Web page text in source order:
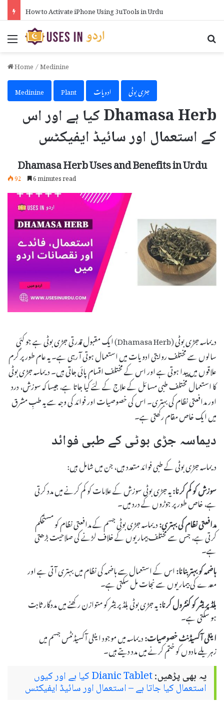
How to Activate iPhone Using 3uTools in Urdu
Menu
Home/Medinine
Medinine
Plant ادویات جڑی بوٹی
Dhamasa Herb کیا ہے اور اس
کے استعمال اور سائیڈ ایفیکٹس
Dhamasa Herb Uses and Benefits in Urdu
92 6 minutes read
دیماسہ جڑی بوٹی (Dhamasa Herb) ایک مقبول قدرتی جڑی بوٹی ہے جو کئی
سالوں سے مختلف روایتی ادویات میں استعمال ہوتی آ رہی ہے۔ یہ عام طور پر گرم
علاقوں میں پیدا ہوتی ہے اور اس کے مختلف اقسام پائی جاتی ہیں۔ دیماسہ جڑی بوٹی
کا استعمال مختلف طبی مسائل کے علاج کے لئے کیا جاتا ہے، جیسا کہ سوزش، درد
اور مدافعتی نظام کی بہتری۔ اس کی خصوصیات اور فوائد کی وجہ سے یہ طبِ مشرق
میں ایک خاص مقام رکھتی ہے۔
دیماسہ جڑی بوٹی کے طبی فوائد
دیماسہ جڑی بوٹی کے طبی فوائد متعدد ہیں، جن میں شامل ہیں:
سوزش کو کم کرنا:یہ جڑی بوٹی سوزش کے علامات کو کم کرنے میں مدد کرتی
ہے، خاص طور پر جوڑوں کے درد میں۔
مدافعتی نظام کی بہتری:دیماسہ جڑی بوٹی جسم کے مدافعتی نظام کو مستحکم
کرتی ہے، جس سے مختلف بیماریوں کے خلاف لڑنے کی صلاحیت بڑھتی
ہے۔
ہاضمہ کو بہتر بنانا:اس کے استعمال سے ہاضمہ کی نظام میں بہتری آتی ہے اور
معدے کی بیماریوں سے نجات مل سکتی ہے۔
بلڈ پریشر کو کنٹرول کرنا:یہ جڑی بوٹی بلڈ پریشر کو متوازن رکھنے میں مددگار ثابت
ہو سکتی ہے۔
اینٹی آکسیڈنٹ خصوصیات:دیماسہ میں موجود اینٹی آکسیڈنٹس جسم میں
زہریلے مادوں کو ختم کرنے میں مدد دیتے ہیں۔
یہ بھی پڑھیں: Dianic Tablet کیا ہے اور کیوں
استعمال کیا جاتا ہے – استعمال اور سائیڈ ایفیکٹس